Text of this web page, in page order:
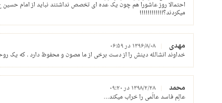
احتمالا روز عاشورا هم چون یک عده ای تخصص نداشتند نباید از امام حسین
میکردند؟!!!!!!!!!!!!
مهدی
۱۳۹۶/۸/۰۸ در ۰۶:۵۹
خداوند انشالله دینش را از دست برخی از ما مصون و محفوظ دارد . که یک
محمد
۱۳۹۸/۲/۲۸ در ۰۹:۲۰
عالِم فاسد عالَمی را خراب میکند…